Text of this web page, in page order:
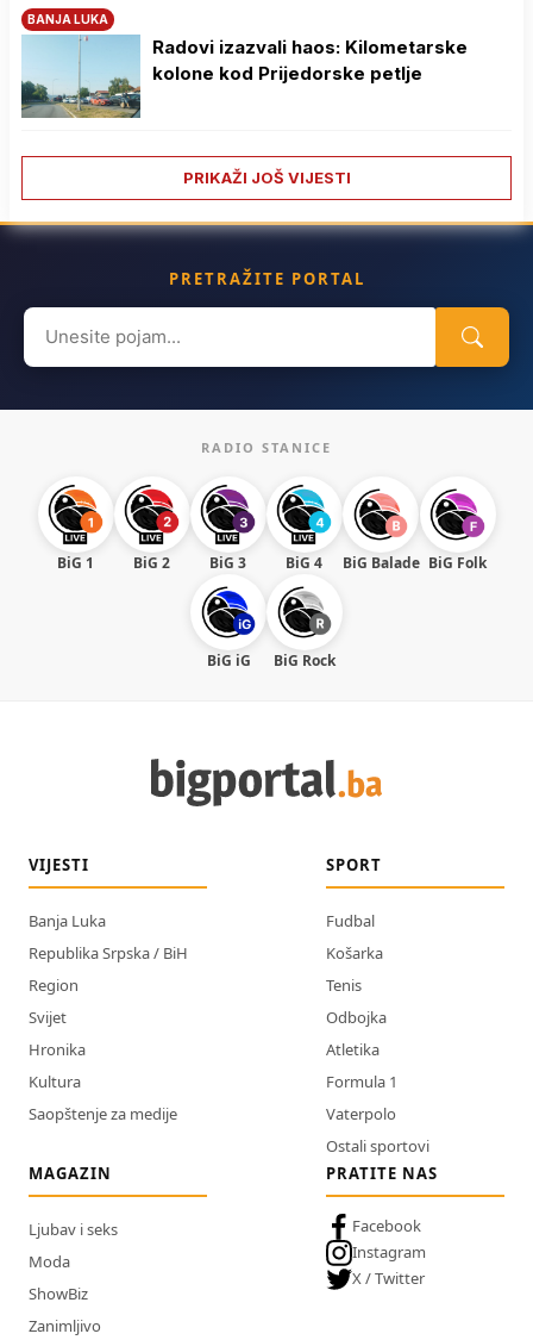
BANJA LUKA
Radovi izazvali haos: Kilometarske
kolone kod Prijedorske petlje
PRIKAŽI JOŠ VIJESTI
PRETRAŽITE PORTAL
Search
for:
RADIO STANICE
BiG 1 BiG 2 BiG 3 BiG 4 BiG Balade BiG Folk
BiG iG BiG Rock
VIJESTI
Banja Luka
Republika Srpska / BiH
Region
Svijet
Hronika
Kultura
Saopštenje za medije
SPORT
Fudbal
Košarka
Tenis
Odbojka
Atletika
Formula 1
Vaterpolo
Ostali sportovi
MAGAZIN
Ljubav i seks
Moda
ShowBiz
Zanimljivo
PRATITE NAS
Facebook
Instagram
X / Twitter